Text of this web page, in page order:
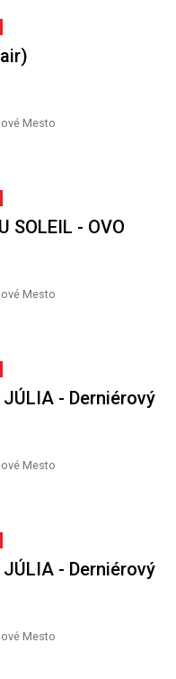
Mesto
SOLEIL - OVO
Mesto
JÚLIA - Derniérový
Mesto
JÚLIA - Derniérový
Mesto